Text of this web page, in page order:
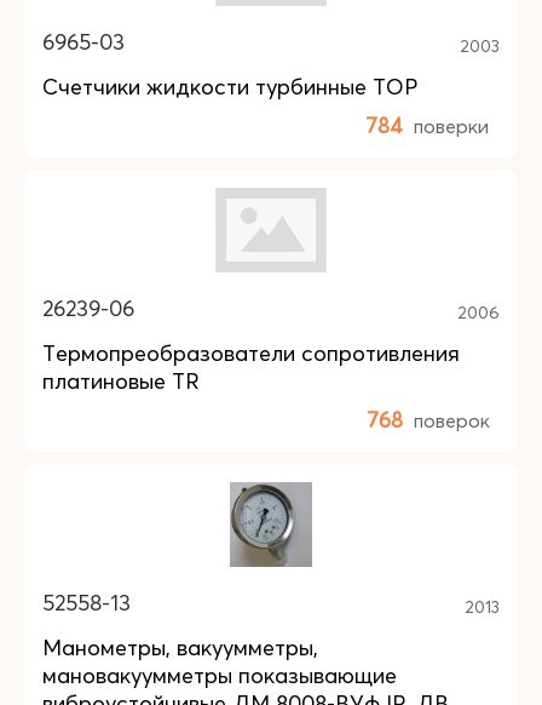
6965-03 2003
Счетчики жидкости турбинные ТОР
784 поверки
26239-06 2006
Термопреобразователи сопротивления
платиновые TR
768 поверок
52558-13 2013
Манометры, вакуумметры,
мановакуумметры показывающие